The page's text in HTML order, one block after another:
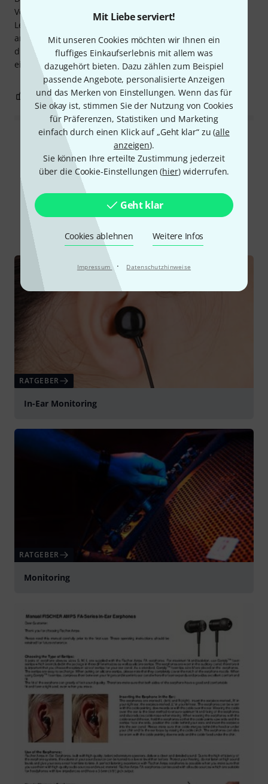
Mit Liebe serviert!
Mit unseren Cookies möchten wir Ihnen ein
fluffiges Einkaufserlebnis mit allem was
dazugehört bieten. Dazu zählen zum Beispiel
passende Angebote, personalisierte Anzeigen
und das Merken von Einstellungen. Wenn das für
Sie okay ist, stimmen Sie der Nutzung von Cookies
für Präferenzen, Statistiken und Marketing
einfach durch einen Klick auf „Geht klar“ zu (alle
anzeigen).
Sie können Ihre erteilte Zustimmung jederzeit
über die Cookie-Einstellungen (hier) widerrufen.
Geht klar
Cookies ablehnen Weitere Infos
Impressum · Datenschutzhinweise
Verarbeitung.
Leider hat mein linker Hörer von einer Minute auf die
andere nicht mehr funktioniert. Nach insgesamt
dreieinhalb Jahren sorgfältiger Nutzung finde ich das bei
einem so hochpreisigen Produkt nicht akzeptabel!
0 BEWERTUNG MELDEN
Alle Bewertungen lesen
Schon gewusst?
Ratgeber
RATGEBER
In-Ear Monitoring
RATGEBER
Monitoring